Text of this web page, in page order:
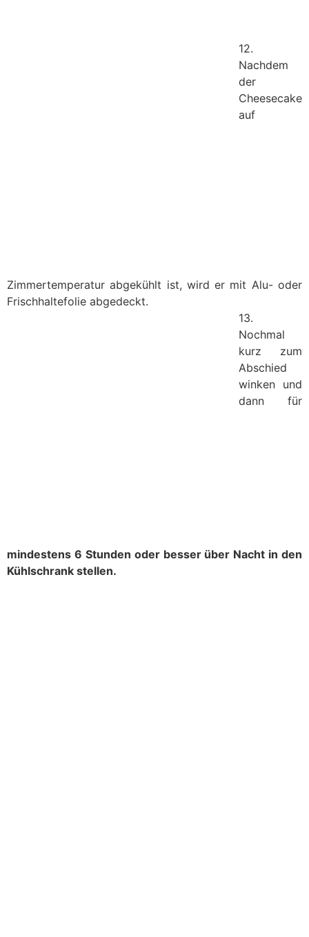
12.
Nachdem
der
Cheesecake
auf
Zimmertemperatur abgekühlt ist, wird er mit Alu- oder
Frischhaltefolie abgedeckt.
13.
Nochmal
kurz zum
Abschied
winken und
dann für
mindestens 6 Stunden oder besser über Nacht in den
Kühlschrank stellen.